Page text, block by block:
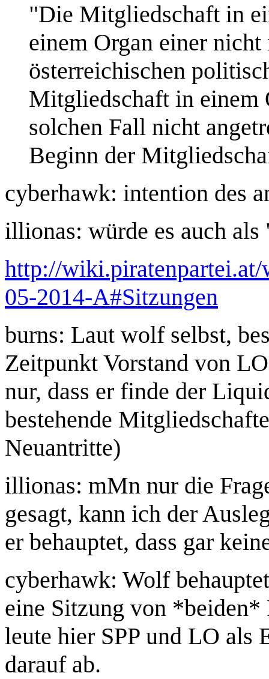
"Die Mitgliedschaft in
einem Organ einer
österreichischen
Mitgliedschaft in einem
solchen Fall nicht
Beginn der
cyberhawk: intention des
illionas: würde es auch
http://
05-2014-A#Sitzungen
burns: Laut wolf selbst,
Zeitpunkt Vorstand von
nur, dass er finde der
bestehende
Neuantritte)
illionas: mMn nur die
gesagt, kann ich der
er behauptet, dass gar
cyberhawk: Wolf
eine Sitzung von *beiden*
leute hier SPP und LO als
darauf ab.